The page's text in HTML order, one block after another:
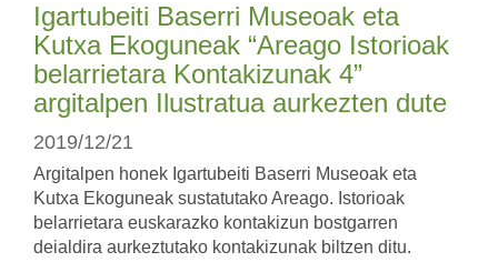
Igartubeiti Baserri Museoak eta
Kutxa Ekoguneak “Areago Istorioak
belarrietara Kontakizunak 4”
argitalpen Ilustratua aurkezten dute
2019/12/21
Argitalpen honek Igartubeiti Baserri Museoak eta
Kutxa Ekoguneak sustatutako Areago. Istorioak
belarrietara euskarazko kontakizun bostgarren
deialdira aurkeztutako kontakizunak biltzen ditu.